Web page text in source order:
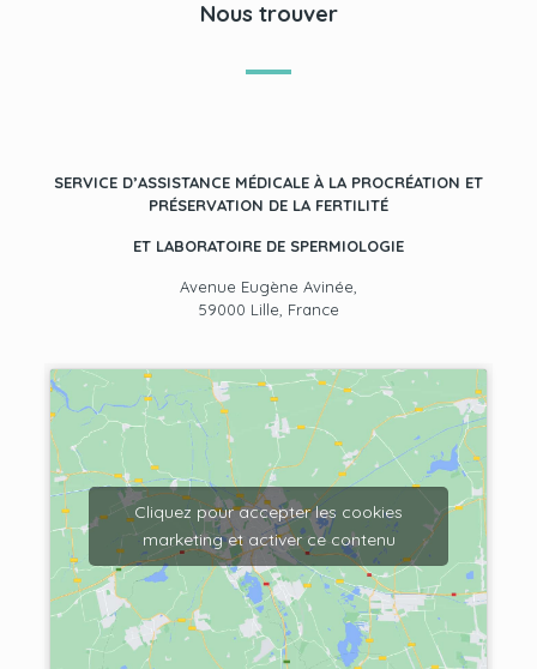
Nous trouver
SERVICE D’ASSISTANCE MÉDICALE À LA PROCRÉATION ET
PRÉSERVATION DE LA FERTILITÉ
ET LABORATOIRE DE SPERMIOLOGIE
Avenue Eugène Avinée,
59000 Lille, France
Cliquez pour accepter les cookies
marketing et activer ce contenu